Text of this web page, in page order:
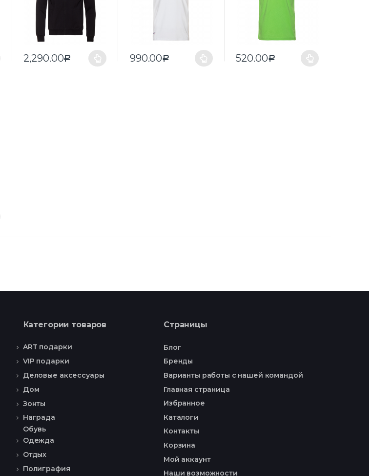
2,290.00Р 990.00Р 520.00Р
Категории товаров
ART подарки
VIP подарки
Деловые аксессуары
Дом
Зонты
Награда
Обувь
Одежда
Отдых
Полиграфия
Страницы
Блог
Бренды
Варианты работы с нашей командой
Главная страница
Избранное
Каталоги
Контакты
Корзина
Мой аккаунт
Наши возможности